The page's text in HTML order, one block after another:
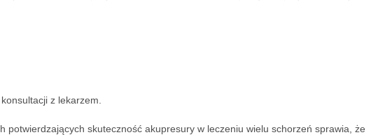
z lekarzem.
potwierdzających skuteczność akupresury w leczeniu wielu schorzeń sprawia, że